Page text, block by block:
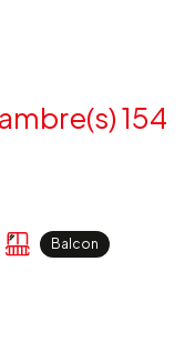
Balcon